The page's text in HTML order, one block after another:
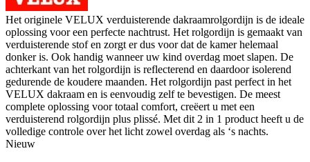
Het originele VELUX verduisterende dakraamrolgordijn is de ideale
oplossing voor een perfecte nachtrust. Het rolgordijn is gemaakt van
verduisterende stof en zorgt er dus voor dat de kamer helemaal
donker is. Ook handig wanneer uw kind overdag moet slapen. De
achterkant van het rolgordijn is reflecterend en daardoor isolerend
gedurende de koudere maanden. Het rolgordijn past perfect in het
VELUX dakraam en is eenvoudig zelf te bevestigen. De meest
complete oplossing voor totaal comfort, creëert u met een
verduisterend rolgordijn plus plissé. Met dit 2 in 1 product heeft u de
volledige controle over het licht zowel overdag als ‘s nachts.
Nieuw